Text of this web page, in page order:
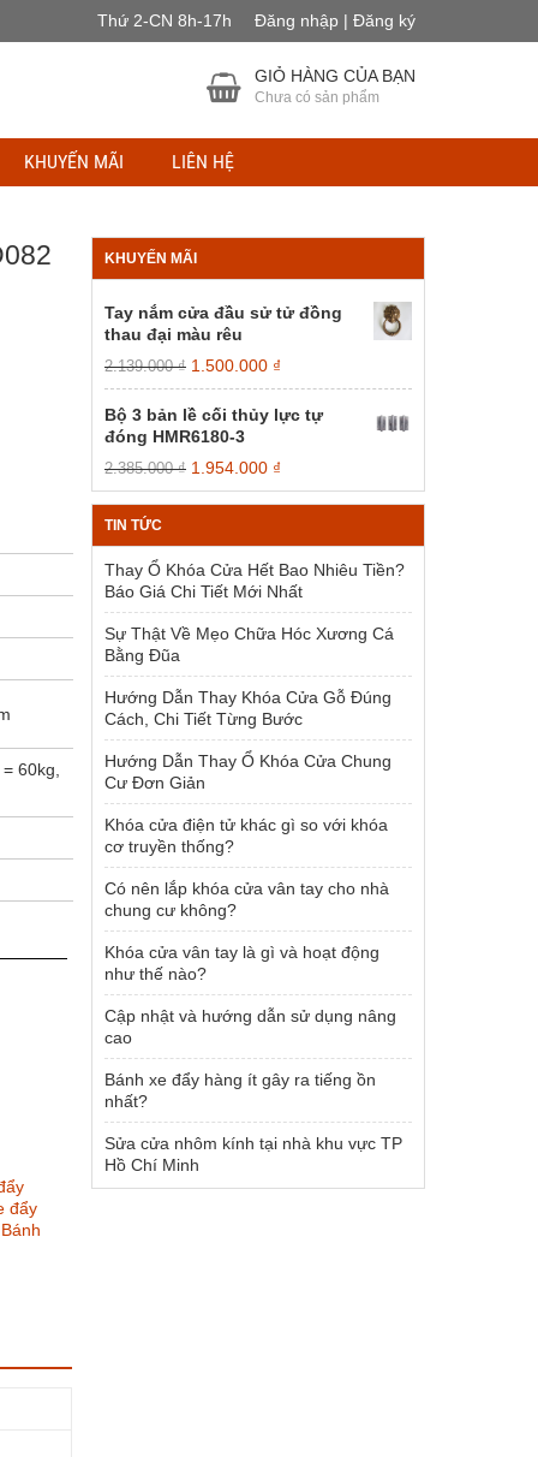
Thứ 2-CN 8h-17h Đăng nhập | Đăng ký
GIỎ HÀNG CỦA BẠN
Chưa có sản phẩm
KHUYẾN MÃI LIÊN HỆ
60kg,
đẩy
Bánh
KHUYẾN MÃI
Tay nắm cửa đầu sử tử đồng
thau đại màu rêu
2.139.000₫ Giá
gốc
là:
2.139.000 ₫.
1.500.000 ₫
hiện
là:
Bộ 3 bản lề cối thủy lực tự
đóng HMR6180-3
2.385.000₫ Giá
gốc
là:
1.954.000 ₫
hiện
tại
1.954.000 ₫.
TIN TỨC
Thay Ổ Khóa Cửa Hết Bao Nhiêu Tiền?
Báo Giá Chi Tiết Mới Nhất
Sự Thật Về Mẹo Chữa Hóc Xương Cá
Bằng Đũa
Hướng Dẫn Thay Khóa Cửa Gỗ Đúng
Cách, Chi Tiết Từng Bước
Hướng Dẫn Thay Ổ Khóa Cửa Chung
Cư Đơn Giản
Khóa cửa điện tử khác gì so với khóa
cơ truyền thống?
Có nên lắp khóa cửa vân tay cho nhà
chung cư không?
Khóa cửa vân tay là gì và hoạt động
như thế nào?
Cập nhật và hướng dẫn sử dụng nâng
cao
Bánh xe đẩy hàng ít gây ra tiếng ồn
nhất?
Sửa cửa nhôm kính tại nhà khu vực TP
Hồ Chí Minh